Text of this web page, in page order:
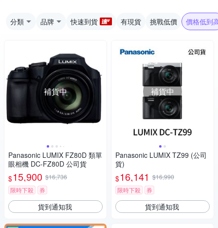
分類 品牌 快速到貨 有現貨 挑戰低價 價格低到
補貨中
Panasonic LUMIX FZ80D 類單
眼相機 DC-FZ80D 公司貨
$15,900 $16,736
限時下殺
券
貨到通知我
補貨中
Panasonic LUMIX TZ99 (公司
貨)
$16,141 $16,990
限時下殺
券
貨到通知我